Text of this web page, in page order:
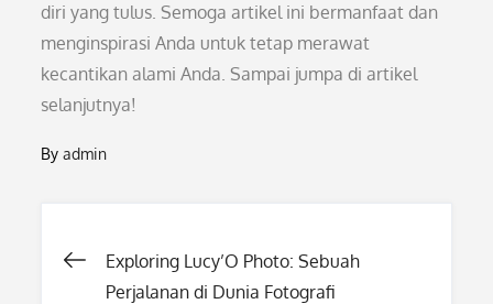
diri yang tulus. Semoga artikel ini bermanfaat dan
menginspirasi Anda untuk tetap merawat
kecantikan alami Anda. Sampai jumpa di artikel
selanjutnya!
Byadmin
Post
Exploring Lucy’O Photo: Sebuah
Perjalanan di Dunia Fotografi